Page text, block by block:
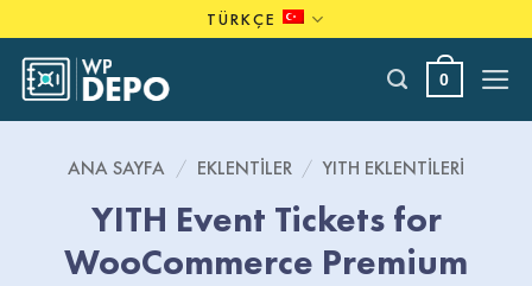
to
content
TÜRKÇE
0
ANA SAYFA / EKLENTILER / YITH EKLENTILERI
YITH Event Tickets for
WooCommerce Premium